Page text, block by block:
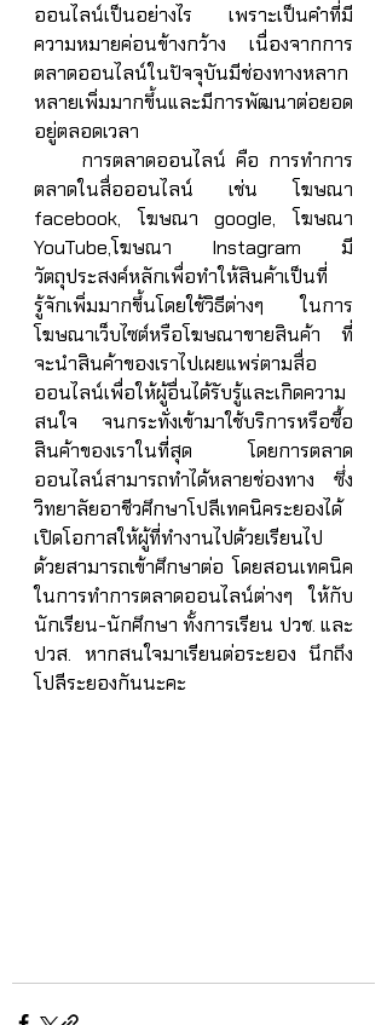
ออนไลน์เป็นอย่างไร  เพราะเป็นคำที่มี
ความหมายค่อนข้างกว้าง เนื่องจากการ
ตลาดออนไลน์ในปัจจุบันมีช่องทางหลาก
หลายเพิ่มมากขึ้นและมีการพัฒนาต่อยอด
อยู่ตลอดเวลา
ตลาดในสื่อออนไลน์ เช่น โฆษณา
facebook, โฆษณา google, โฆษณา
YouTube,โฆษณา Instagram มี
วัตถุประสงค์หลักเพื่อทำให้สินค้าเป็นที่
รู้จักเพิ่มมากขึ้นโดยใช้วิธีต่างๆ ในการ
โฆษณาเว็บไซต์หรือโฆษณาขายสินค้า ที่
จะนำสินค้าของเราไปเผยแพร่ตามสื่อ
ออนไลน์เพื่อให้ผู้อื่นได้รับรู้และเกิดความ
สนใจ จนกระทั่งเข้ามาใช้บริการหรือซื้อ
สินค้าของเราในที่สุด โดยการตลาด
ออนไลน์สามารถทำได้หลายช่องทาง ซึ่ง
วิทยาลัยอาชีวศึกษาโปลีเทคนิคระยองได้
เปิดโอกาสให้ผู้ที่ทำงานไปด้วยเรียนไป
ด้วยสามารถเข้าศึกษาต่อ โดยสอนเทคนิค
ในการทำการตลาดออนไลน์ต่างๆ ให้กับ
นักเรียน-นักศึกษา ทั้งการเรียน ปวช. และ
ปวส. หากสนใจมาเรียนต่อระยอง นึกถึง
โปลีระยองกันนะคะ